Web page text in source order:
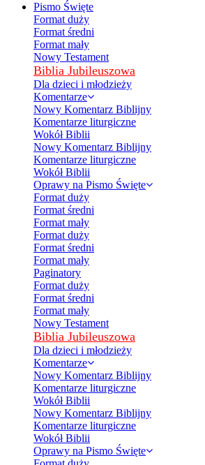
Pismo Święte
Format duży
Format średni
Format mały
Nowy Testament
Biblia Jubileuszowa
Dla dzieci i młodzieży
Komentarze
Nowy Komentarz Biblijny
Komentarze liturgiczne
Wokół Biblii
Nowy Komentarz Biblijny
Komentarze liturgiczne
Wokół Biblii
Oprawy na Pismo Święte
Format duży
Format średni
Format mały
Format duży
Format średni
Format mały
Paginatory
Format duży
Format średni
Format mały
Nowy Testament
Biblia Jubileuszowa
Dla dzieci i młodzieży
Komentarze
Nowy Komentarz Biblijny
Komentarze liturgiczne
Wokół Biblii
Nowy Komentarz Biblijny
Komentarze liturgiczne
Wokół Biblii
Oprawy na Pismo Święte